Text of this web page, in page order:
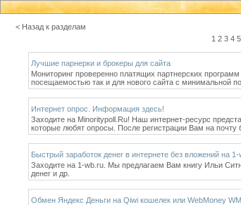
< Назад к разделам
1 2 3 4 5
Лучшие парнерки и брокеры для сайта
Мониторинг проверенно платящих партнерских
посещаемостью так и для нового сайта с минимальной
Интернет опрос. Информация здесь!
Заходите на Minoritypoll.Ru! Наш интернет-ресурс
которые любят опросы. После регистрации Вам на почту
Быстрый заработок денег в интернете без вложений на 1-
Заходите на 1-wb.ru. Мы предлагаем Вам книгу Ильи
денег и др.
Обмен Яндекс Деньги на Qiwi кошелек или WebMoney